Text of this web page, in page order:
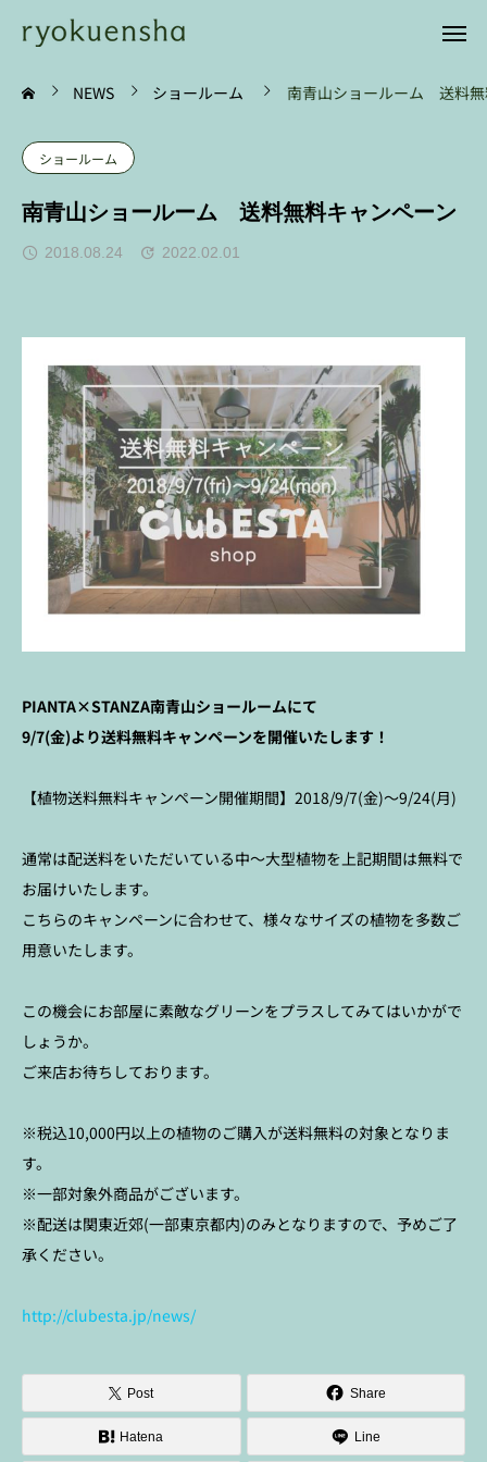
NEWS ショールーム 南青山ショールーム 送料無
ショールーム
南青山ショールーム 送料無料キャンペーン
2018.08.24 2022.02.01
PIANTA×STANZA南青山ショールームにて
9/7(金)より送料無料キャンペーンを開催いたします！
【植物送料無料キャンペーン開催期間】2018/9/7(金)～9/24(月)
通常は配送料をいただいている中～大型植物を上記期間は無料で
お届けいたします。
こちらのキャンペーンに合わせて、様々なサイズの植物を多数ご
用意いたします。
この機会にお部屋に素敵なグリーンをプラスしてみてはいかがで
しょうか。
ご来店お待ちしております。
※税込10,000円以上の植物のご購入が送料無料の対象となりま
す。
※一部対象外商品がございます。
※配送は関東近郊(一部東京都内)のみとなりますので、予めご了
承ください。
http://clubesta.jp/news/
Post Share
Hatena Line